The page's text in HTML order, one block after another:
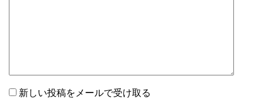
新しい投稿をメールで受け取る